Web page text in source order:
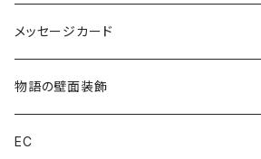
メッセージカード
物語の壁面装飾
EC